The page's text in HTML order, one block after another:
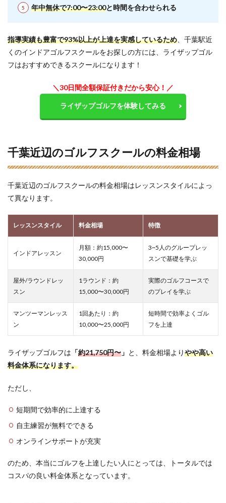
年中無休で7:00〜23:00と時間を合わせられる
指導実績も豊富で93%以上が上達を実感しているため 、千葉駅近
くのインドアゴルフスクールをお探しの方には、ライザップゴル
フはおすすめできるスクールになります！
＼30日間全額保証付きだから安心！／
ライザップゴルフを体験してみる
千葉近辺のゴルフスクールの料金相場
千葉近辺のゴルフスクールの料金相場はレッスンスタイルによっ
て異なります。
レッスンスタイル 料金相場 特徴
インドアレッスン
月額：約15,000〜
30,000円
3~5人のグループレッ
スンで基礎を学ぶ
屋外/ラウンドレッ
スン
1ラウンド：約
15,000〜30,000円
実際のゴルフコースで
のプレイを学ぶ
マンツーマンレッス
ン
1回あたり：約
10,000〜25,000円
短時間で効率よくゴル
フを上達
ライザップゴルフは 「約21,750円〜 」 と、料金相場よりやや高い
料金体系になります。
ただし、
短期間で効率的に上達する
自主練習が無料でできる
オンラインサポートが充実
のため、本当にゴルフを上達したい人にとっては、トータルでは
コスパの良い料金体系となっています。